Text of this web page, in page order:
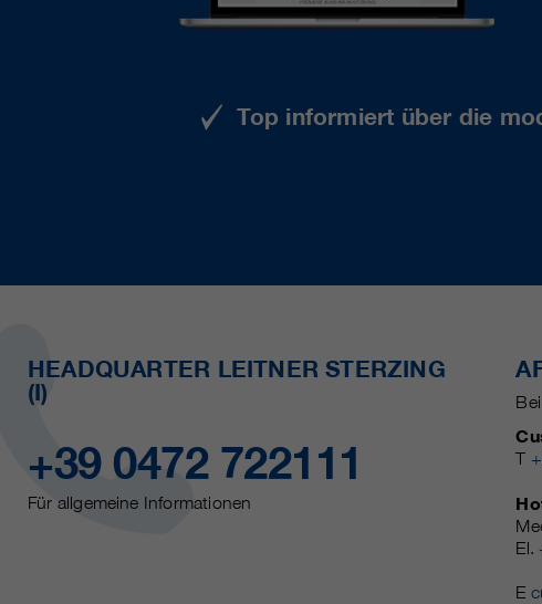
Top informiert über die
HEADQUARTER LEITNER STERZING
(I)
+39 0472 722111
Für allgemeine Informationen
T
El.
E